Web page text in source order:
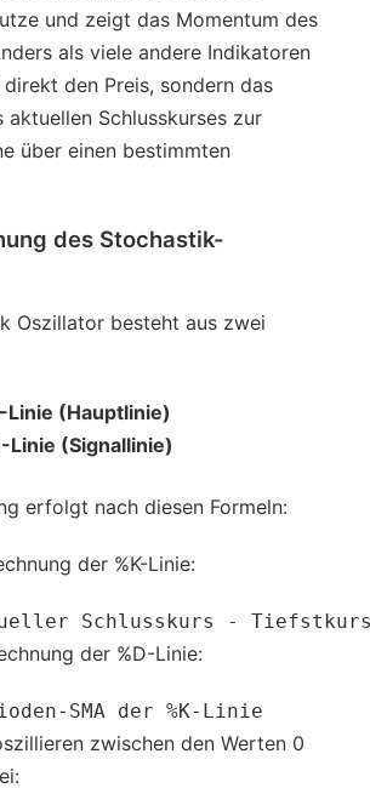
und zeigt das Momentum des
als viele andere Indikatoren
den Preis, sondern das
aktuellen Schlusskurses zur
über einen bestimmten
des Stochastik-
Oszillator besteht aus zwei
Linie (Hauptlinie)
Linie (Signallinie)
erfolgt nach diesen Formeln:
der %K-Linie:
Schlusskurs -
der %D-Linie:
SMA der %K-Linie
zwischen den Werten 0